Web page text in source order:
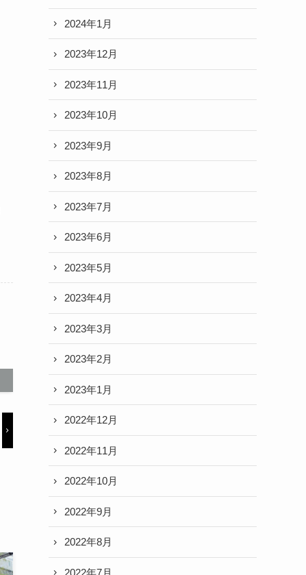
2024年1月
2023年12月
2023年11月
2023年10月
2023年9月
2023年8月
2023年7月
2023年6月
2023年5月
2023年4月
2023年3月
2023年2月
2023年1月
2022年12月
2022年11月
2022年10月
2022年9月
2022年8月
2022年7月